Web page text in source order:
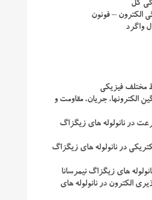
الکترونها، جریان، مقاومت و
سرعت در نانولوله های زیگزاگ
در نانولوله های زیگزاگ
الکترون در نانولوله های